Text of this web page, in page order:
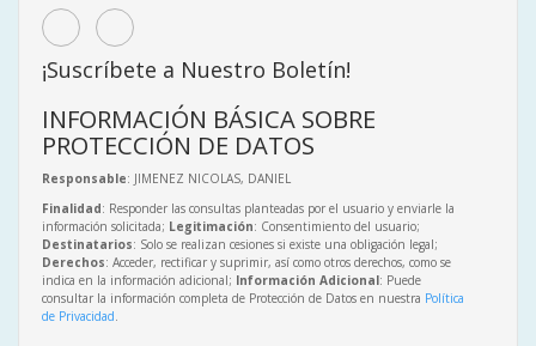
¡Suscríbete a Nuestro Boletín!
INFORMACIÓN BÁSICA SOBRE
PROTECCIÓN DE DATOS
Responsable: JIMENEZ NICOLAS, DANIEL
Finalidad: Responder las consultas planteadas por el usuario y enviarle la
información solicitada; Legitimación: Consentimiento del usuario;
Destinatarios: Solo se realizan cesiones si existe una obligación legal;
Derechos: Acceder, rectificar y suprimir, así como otros derechos, como se
indica en la información adicional; Información Adicional: Puede
consultar la información completa de Protección de Datos en nuestra Política
de Privacidad.